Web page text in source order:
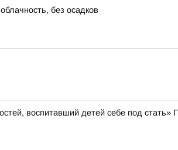
без осадков
воспитавший детей себе под